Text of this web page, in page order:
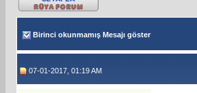
Birinci okunmamış Mesajı göster
07-01-2017, 01:19 AM